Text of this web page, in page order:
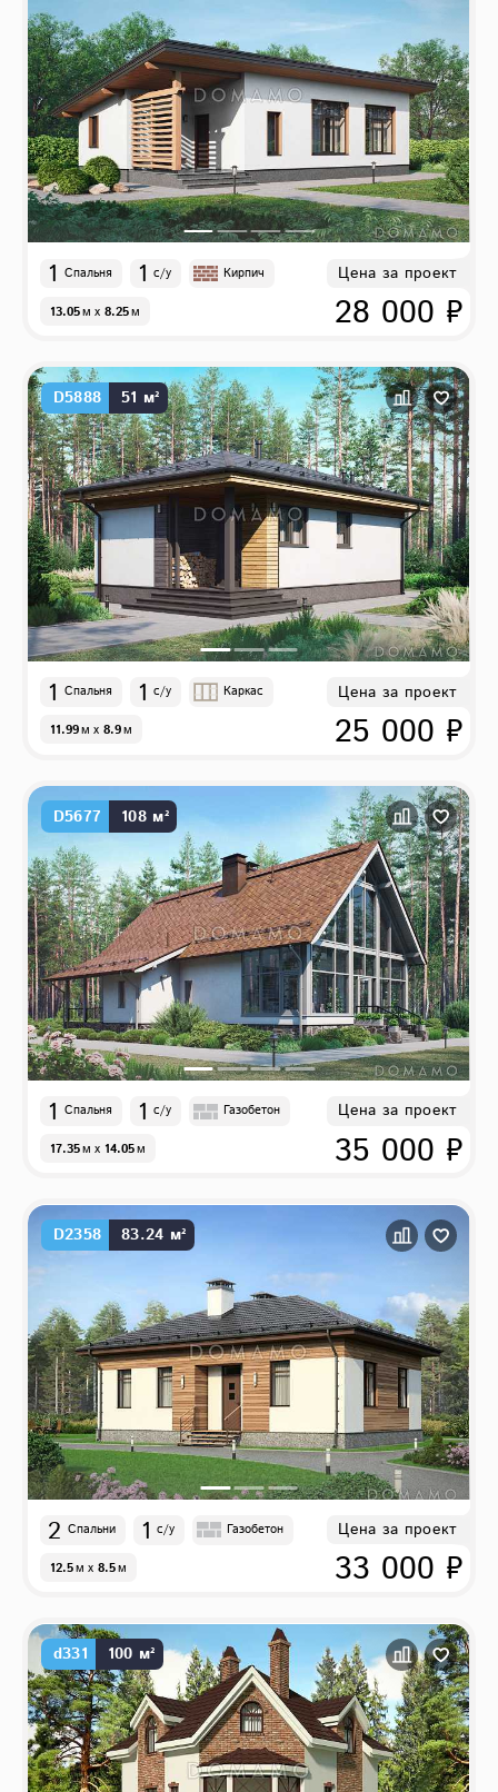
1 Спальня 1 с/у Кирпич
13.05м x 8.25м
Цена за проект
28 000 ₽
D5888 51 м²
1 Спальня 1 с/у Каркас
11.99м x 8.9м
Цена за проект
25 000 ₽
D5677 108 м²
1 Спальня 1 с/у Газобетон
17.35м x 14.05м
Цена за проект
35 000 ₽
D2358 83.24 м²
2 Спальни 1 с/у Газобетон
12.5м x 8.5м
Цена за проект
33 000 ₽
d331 100 м²